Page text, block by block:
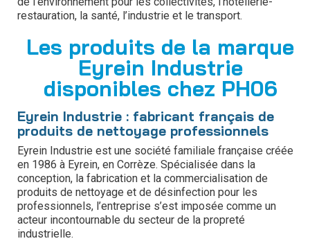
restauration, la santé, l’industrie et le transport.
Les produits de la marque
Eyrein Industrie
disponibles chez PH06
Eyrein Industrie : fabricant français de
produits de nettoyage professionnels
Eyrein Industrie est une société familiale française créée
en 1986 à Eyrein, en Corrèze. Spécialisée dans la
conception, la fabrication et la commercialisation de
produits de nettoyage et de désinfection pour les
professionnels, l’entreprise s’est imposée comme un
acteur incontournable du secteur de la propreté
industrielle.